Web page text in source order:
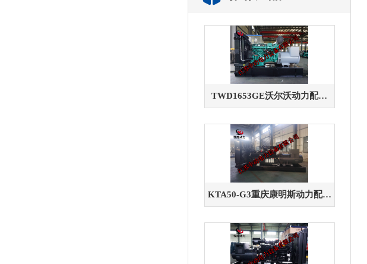
TWD1653GE沃尔沃动力配套
KTA50-G3重庆康明斯动力配套